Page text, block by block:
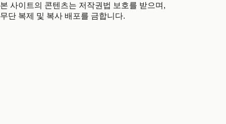
본 사이트의 콘텐츠는 저작권법 보호를 받으며,
무단 복제 및 복사 배포를 금합니다.